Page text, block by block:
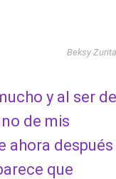
Beksy Zurita
y al ser de
de mis
ahora después
que